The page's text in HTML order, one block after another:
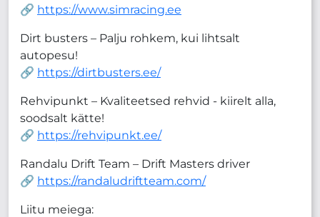
🔗 https://www.simracing.ee
Dirt busters – Palju rohkem, kui lihtsalt
autopesu!
🔗 https://dirtbusters.ee/
Rehvipunkt – Kvaliteetsed rehvid - kiirelt alla,
soodsalt kätte!
🔗 https://rehvipunkt.ee/
Randalu Drift Team – Drift Masters driver
🔗 https://randaludriftteam.com/
Liitu meiega: